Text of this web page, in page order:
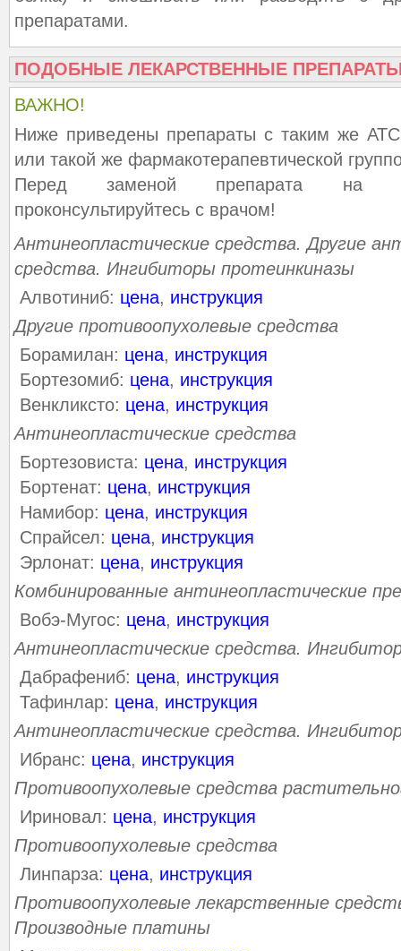
препаратами.
ПОДОБНЫЕ ЛЕКАРСТВЕННЫЕ
ВАЖНО!
Ниже приведены препараты с таким же
или такой же фармакотерапевтической
Перед заменой препарата на
проконсультируйтесь с врачом!
Антинеопластические средства. Другие
средства. Ингибиторы протеинкиназы
Алвотиниб: цена, инструкция
Другие противоопухолевые средства
Борамилан: цена, инструкция
Бортезомиб: цена, инструкция
Венкликсто: цена, инструкция
Антинеопластические средства
Бортезовиста: цена, инструкция
Бортенат: цена, инструкция
Намибор: цена, инструкция
Спрайсел: цена, инструкция
Эрлонат: цена, инструкция
Комбинированные антинеопластические
Вобэ-Мугос: цена, инструкция
Антинеопластические средства.
Дабрафениб: цена, инструкция
Тафинлар: цена, инструкция
Антинеопластические средства.
Ибранс: цена, инструкция
Противоопухолевые средства
Ириновал: цена, инструкция
Противоопухолевые средства
Линпарза: цена, инструкция
Противоопухолевые лекарственные
Производные платины